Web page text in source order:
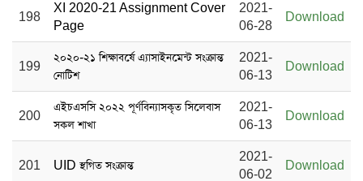
198
XI 2020-21 Assignment Cover
Page
2021-
06-28
Download
199
২০২০-২১ শিক্ষাবর্ষে এ্যাসাইনমেন্ট সংক্রান্ত
নোটিশ
2021-
06-13
Download
200
এইচএসসি ২০২২ পূর্ণবিন্যাসকৃত সিলেবাস
সকল শাখা
2021-
06-13
Download
201 UID স্থগিত সংক্রান্ত
2021-
06-02
Download